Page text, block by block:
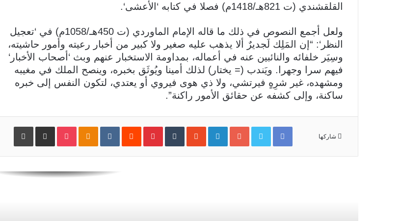
القلقشندي (ت 821هـ/1418م) فصلا في كتابه ‘الأعشى‘.
ولعل أجمع النصوص في ذلك ما قاله الإمام الماوردي (ت 450هـ/1058م) في ‘تعجيل
النظر‘: “إن المَلِك لَجديرٌ ألا يذهب عليه صغير ولا كبير من أخبار رعيته وأمور حاشيته،
وسِيَر خلفائه والنائبين عنه في أعماله، بمداومة الاستخبار عنهم وبث ‘أصحاب الأخبار‘
فيهم سرا وجهرا. ويَندب (= يختار) لذلك أمينا ويُوثَق بخبره، وينصح الملك في مغيبه
ومشهده، غير شرِهٍ فيرتشي، ولا ذي هوى فيروي أو يعتدي، لتكون النفس إلى خبره
ساكنة، وإلى كشفه عن حقائق الأمور راكنة”.
شاركها
Facebook
Twitter
Google+
LinkedIn
‏StumbleUpon
‏Tumblr
Pinterest
‏Reddit
‏VKontakte
Pocket مشاركة عبر البريد
مكانة الرســول صلى الله عليه وسلم فــي
الأدب الكوردي(2). -الشعر الكوردي-. (د.
عماد ستار الطواني
الجهاز التأويلي عند الشاطبي(مولاي عمر